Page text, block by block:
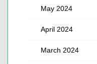
May 2024
April 2024
March 2024